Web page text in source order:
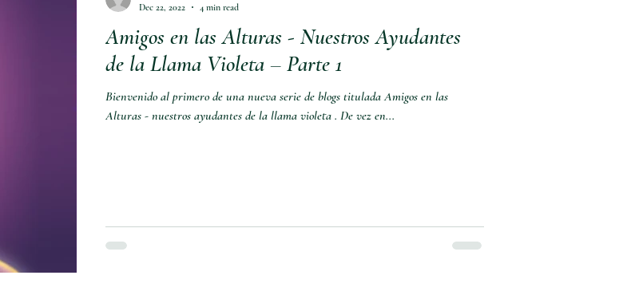
Amigos en las Alturas - Nuestros Ayudantes
de la Llama Violeta – Parte 1
Bienvenido al primero de una nueva serie de blogs titulada Amigos en las
Alturas - nuestros ayudantes de la llama violeta . De vez en...
Dec 22, 2022
4 min read